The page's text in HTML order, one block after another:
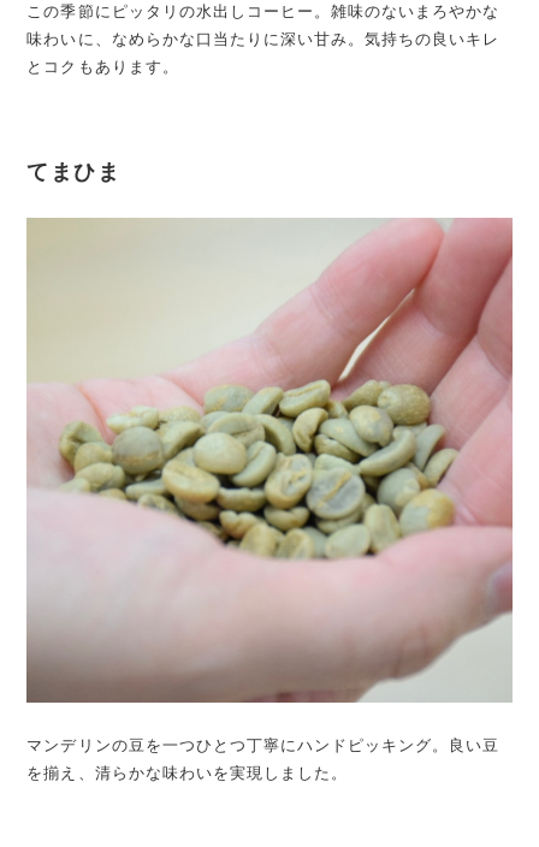
この季節にピッタリの水出しコーヒー。雑味のないまろやかな
味わいに、なめらかな口当たりに深い甘み。気持ちの良いキレ
とコクもあります。
てまひま
マンデリンの豆を一つひとつ丁寧にハンドピッキング。良い豆
を揃え、清らかな味わいを実現しました。